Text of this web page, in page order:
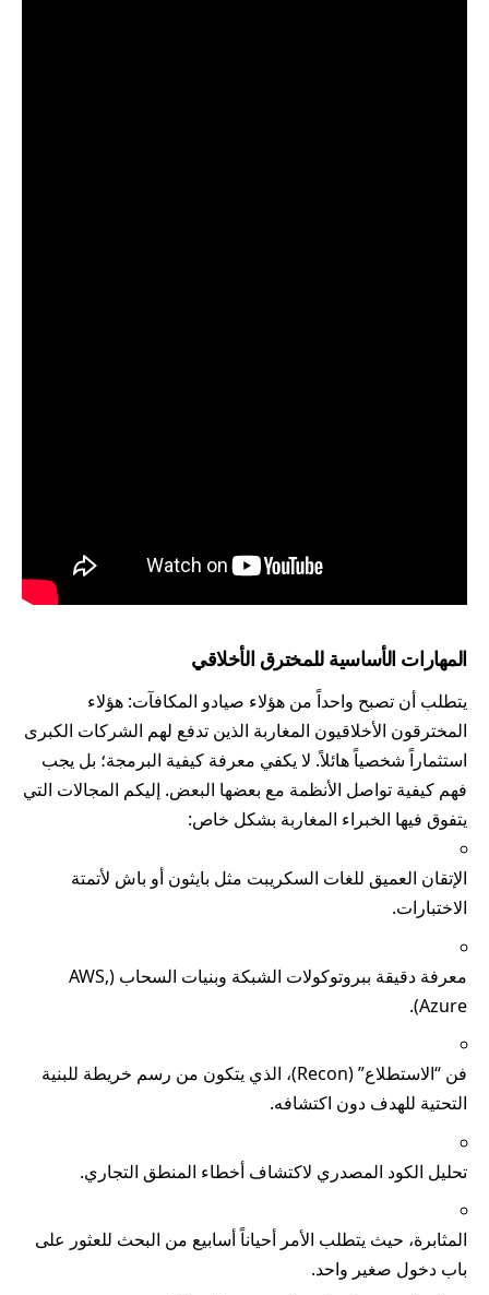
المهارات الأساسية للمخترق الأخلاقي
يتطلب أن تصبح واحداً من هؤلاء صيادو المكافآت: هؤلاء
المخترقون الأخلاقيون المغاربة الذين تدفع لهم الشركات الكبرى
استثماراً شخصياً هائلاً. لا يكفي معرفة كيفية البرمجة؛ بل يجب
فهم كيفية تواصل الأنظمة مع بعضها البعض. إليكم المجالات التي
يتفوق فيها الخبراء المغاربة بشكل خاص:
الإتقان العميق للغات السكريبت مثل بايثون أو باش لأتمتة
الاختبارات.
معرفة دقيقة ببروتوكولات الشبكة وبنيات السحاب (AWS,
Azure).
فن “الاستطلاع” (Recon)، الذي يتكون من رسم خريطة للبنية
التحتية للهدف دون اكتشافه.
تحليل الكود المصدري لاكتشاف أخطاء المنطق التجاري.
المثابرة، حيث يتطلب الأمر أحياناً أسابيع من البحث للعثور على
باب دخول صغير واحد.